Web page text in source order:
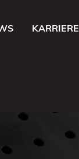
KARRIERE